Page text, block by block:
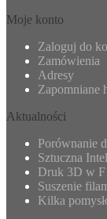
Moje konto
Zaloguj do
Zamówienia
Adresy
Zapomniane
Aktualności
Porównanie
Sztuczna
Druk 3D w
Suszenie
Kilka